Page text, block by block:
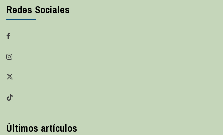
Redes Sociales
Últimos artículos